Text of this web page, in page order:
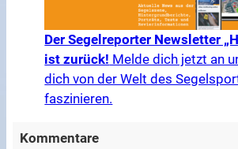
Der Segelreporter Newsletter
ist zurück! Melde dich jetzt an
dich von der Welt des
faszinieren.
Kommentare